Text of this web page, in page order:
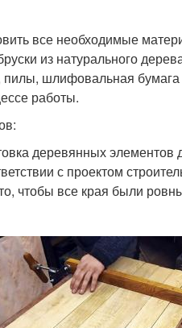
все необходимые
из натурального
шлифовальная бумага
работы.
деревянных
с проектом
чтобы все края были